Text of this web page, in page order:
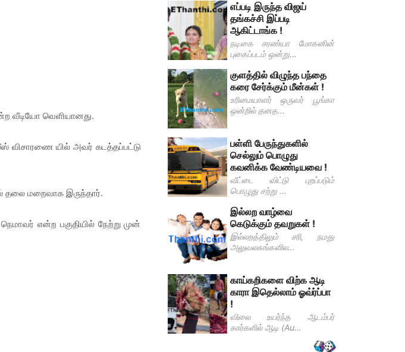
வீடியோ வெளியானது.
விசாரணை யில் அவர் கடத்தப்பட்டு
தலை மறைவாக இருந்தார்.
என்ற பகுதியில் நேற்று முன்
எப்படி இருந்த விஜய்
தங்கச்சி இப்படி
ஆகிட்டாங்க !
நடிகை சரண்யா மோகனின்
புகைப்படம் ஒன்று...
குளத்தில் விழுந்த பந்தை
கரை சேர்க்கும் மீன்கள் !
உரிமையாளர் ஒருவர் பூங்கா
ஒன்றில் தனத...
பள்ளி பேருந்துகளில்
செல்லும் பொழுது
கவனிக்க வேண்டியவை !
வீட்டை விட்டு புறப்படும்
பொழுது சற்று ...
இல்லற வாழ்வை
கெடுக்கும் தவறுகள் !
இல்லறத்திலும் சரி, நமது
அலுவலகங்களில...
காய்கறிகளை விற்க ஆடி
காரா இதெல்லாம் ஓவ்ர்ப்பா
!
விலை உயர்ந்த ஆடம்பர்
கார்களில் ஆடி (Au...